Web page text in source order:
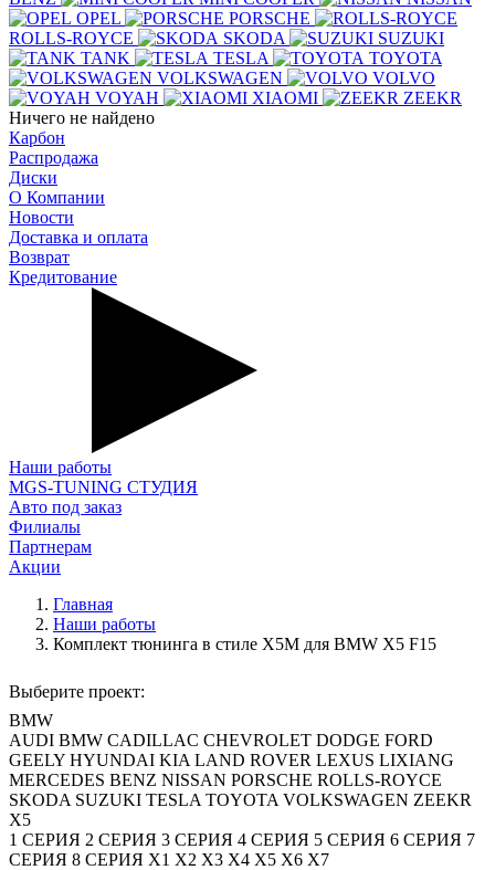
OPEL
PORSCHE
ROLLS-ROYCE
SKODA
SUZUKI
TANK
TESLA
TOYOTA
VOLKSWAGEN
VOLVO
VOYAH
XIAOMI
ZEEKR
Ничего не найдено
Карбон
Распродажа
Диски
О Компании
Новости
Доставка и оплата
Возврат
Кредитование
Наши работы
MGS-TUNING СТУДИЯ
Авто под заказ
Филиалы
Партнерам
Акции
Главная
Наши работы
Комплект тюнинга в стиле X5M для BMW X5 F15
Выберите проект:
BMW
AUDI BMW CADILLAC CHEVROLET DODGE FORD
GEELY HYUNDAI KIA LAND ROVER LEXUS LIXIANG
MERCEDES BENZ NISSAN PORSCHE ROLLS-ROYCE
SKODA SUZUKI TESLA TOYOTA VOLKSWAGEN ZEEKR
X5
1 СЕРИЯ 2 СЕРИЯ 3 СЕРИЯ 4 СЕРИЯ 5 СЕРИЯ 6 СЕРИЯ 7
СЕРИЯ 8 СЕРИЯ X1 X2 X3 X4 X5 X6 X7